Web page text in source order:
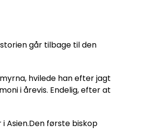
går tilbage til den
hvilede han efter jagt
i årevis. Endelig, efter at
Asien.Den første biskop